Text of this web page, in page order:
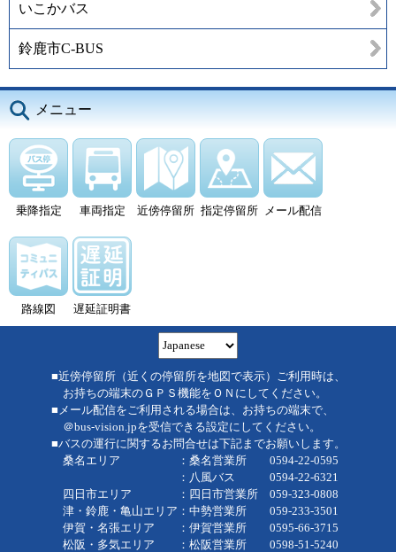
いこかバス
鈴鹿市C-BUS
メニュー
乗降指定 車両指定 近傍停留所 指定停留所 メール配信
路線図 遅延証明書
■近傍停留所（近くの停留所を地図で表示）ご利用時は、
お持ちの端末のＧＰＳ機能をＯＮにしてください。
■メール配信をご利用される場合は、お持ちの端末で、
＠bus-vision.jpを受信できる設定にしてください。
■バスの運行に関するお問合せは下記までお願いします。
桑名エリア ：桑名営業所 0594-22-0595
：八風バス 0594-22-6321
四日市エリア ：四日市営業所 059-323-0808
津・鈴鹿・亀山エリア：中勢営業所 059-233-3501
伊賀・名張エリア ：伊賀営業所 0595-66-3715
松阪・多気エリア ：松阪営業所 0598-51-5240